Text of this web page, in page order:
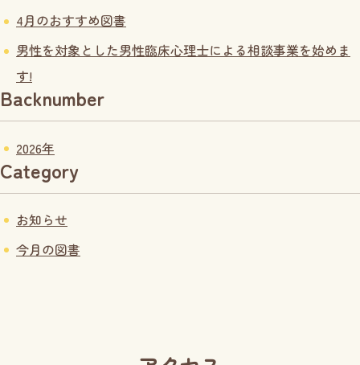
4月のおすすめ図書
男性を対象とした男性臨床心理士による相談事業を始めま
す!
Backnumber
2026年
Category
お知らせ
今月の図書